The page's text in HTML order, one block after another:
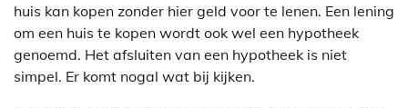
huis kan kopen zonder hier geld voor te lenen. Een lening
om een huis te kopen wordt ook wel een hypotheek
genoemd. Het afsluiten van een hypotheek is niet
simpel. Er komt nogal wat bij kijken.